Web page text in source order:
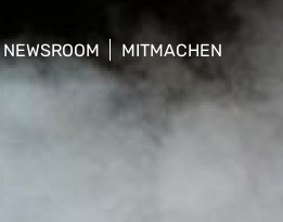
NEWSROOM
show/hide sub menu
MITMACHEN
show/hide sub menu